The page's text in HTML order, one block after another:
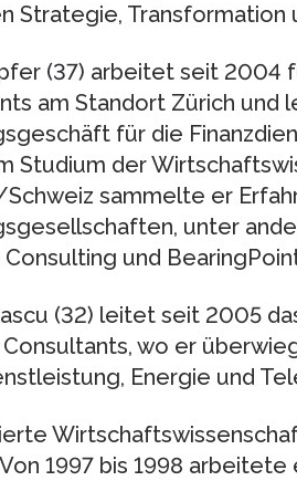
Strategie, Transformation
(37) arbeitet seit 2004
am Standort Zürich und
für die
Studium der
sammelte er
unter
Consulting und
(32) leitet seit 2005
wo er
Energie und
Von 1997 bis 1998